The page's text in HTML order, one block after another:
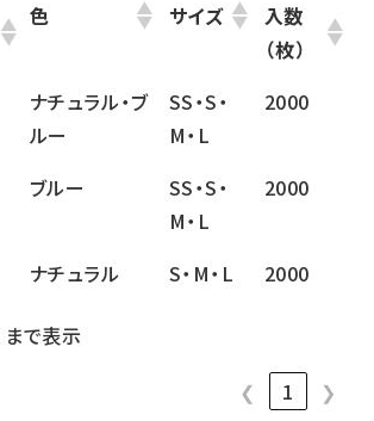
色 サイズ
入数
（枚）
ナチュラル・ブ
ルー
SS・S・
M・L
2000
ブルー
SS・S・
M・L
2000
ナチュラル S・M・L 2000
で表示
❮
1 ❯